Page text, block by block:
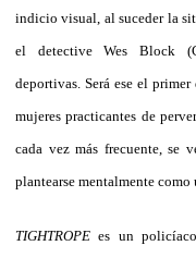
indicio visual, al suceder la
el detective Wes Block
deportivas. Será ese el
mujeres practicantes de
cada vez más frecuente, se
plantearse mentalmente como
TIGHTROPE es un